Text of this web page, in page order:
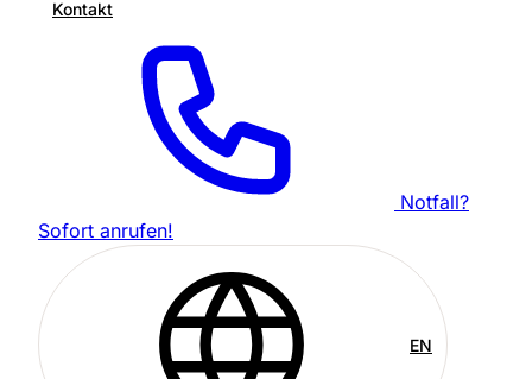
Kontakt
Notfall?
Sofort anrufen!
EN